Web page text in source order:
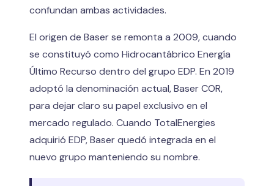
confundan ambas actividades.
El origen de Baser se remonta a 2009, cuando
se constituyó como Hidrocantábrico Energía
Último Recurso dentro del grupo EDP. En 2019
adoptó la denominación actual, Baser COR,
para dejar claro su papel exclusivo en el
mercado regulado. Cuando TotalEnergies
adquirió EDP, Baser quedó integrada en el
nuevo grupo manteniendo su nombre.